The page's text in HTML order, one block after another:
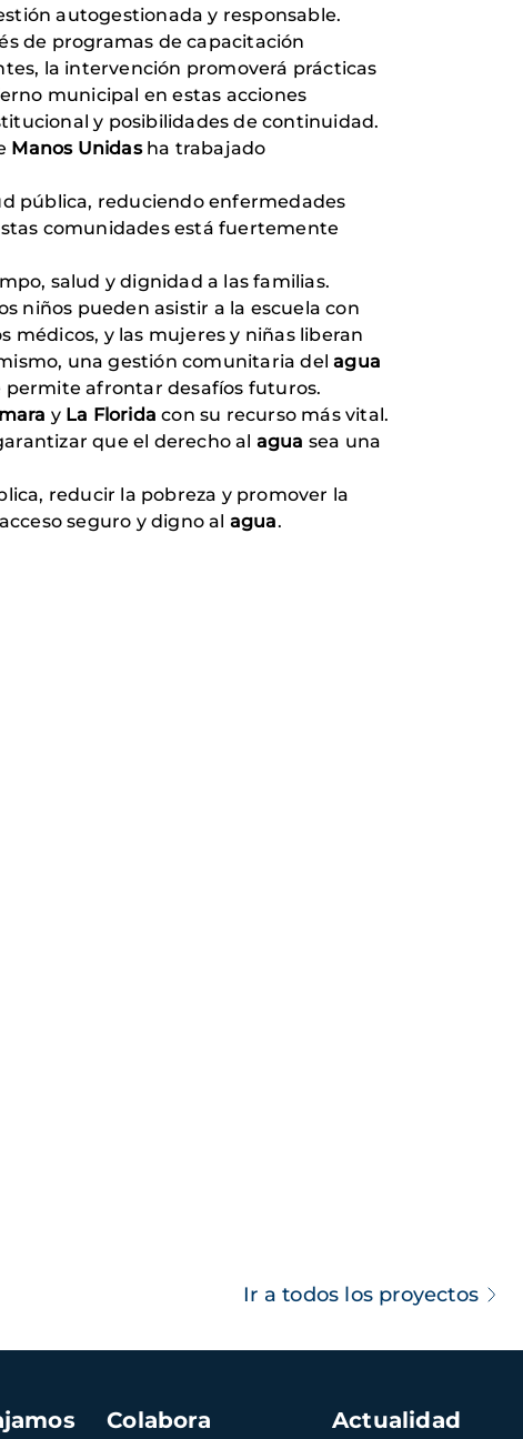
autogestionada y responsable.
de programas de capacitación
la intervención promoverá prácticas
municipal en estas acciones
y posibilidades de continuidad.
Manos Unidasha trabajado
pública, reduciendo enfermedades
comunidades está fuertemente
salud y dignidad a las familias.
niños pueden asistir a la escuela con
y las mujeres y niñas liberan
una gestión comunitaria delagua
permite afrontar desafíos futuros.
y La Florida con su recurso más vital.
que el derecho al agua sea una
reducir la pobreza y promover la
seguro y digno al agua.
Ir a todos los proyectos
Colabora Actualidad